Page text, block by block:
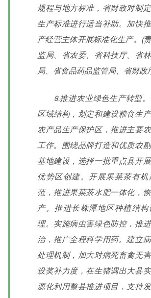
规程与地方标准，省财政对制
生产标准进行适当补助。加快
产经营主体开展标准化生产。(
监局、省农委、省科技厅、省
局、省食品药品监管局、省财政
8.推进农业绿色生产转型。
区域结构，划定和建设粮食生
农产品生产保护区，推进主要
工作。围绕品牌打造和优质农
基地建设，选择一批重点县开
优势区创建。开展果菜茶有
范，推进果菜茶水肥一体化，
产。推进长株潭地区种植结
理。实施病虫害绿色防控，推
治，推广全程科学用药。建立
处理机制，加大对病死畜禽无
设奖补力度，在生猪调出大县
源化利用整县推进项目，支持